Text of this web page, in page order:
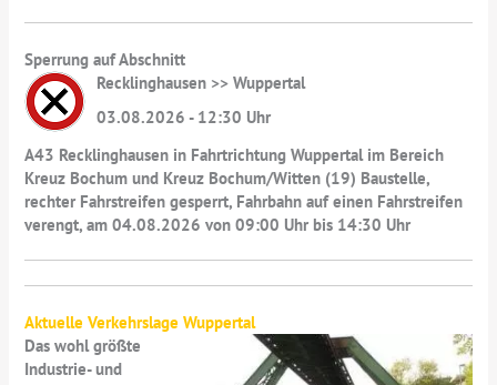
Sperrung auf Abschnitt
Recklinghausen >> Wuppertal
03.08.2026 - 12:30 Uhr
A43 Recklinghausen in Fahrtrichtung Wuppertal im Bereich
Kreuz Bochum und Kreuz Bochum/Witten (19) Baustelle,
rechter Fahrstreifen gesperrt, Fahrbahn auf einen Fahrstreifen
verengt, am 04.08.2026 von 09:00 Uhr bis 14:30 Uhr
Aktuelle Verkehrslage Wuppertal
Das wohl größte
Industrie- und